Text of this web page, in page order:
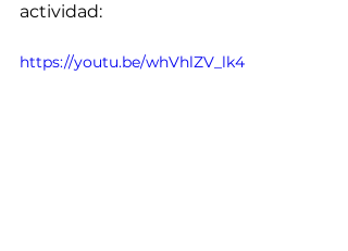
actividad:
https://youtu.be/whVhlZV_lk4